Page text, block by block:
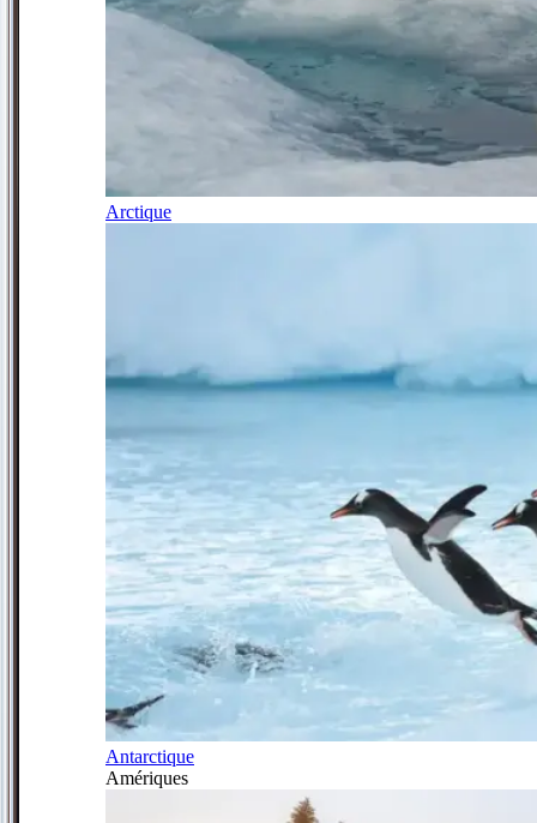
Arctique
Antarctique
Amériques